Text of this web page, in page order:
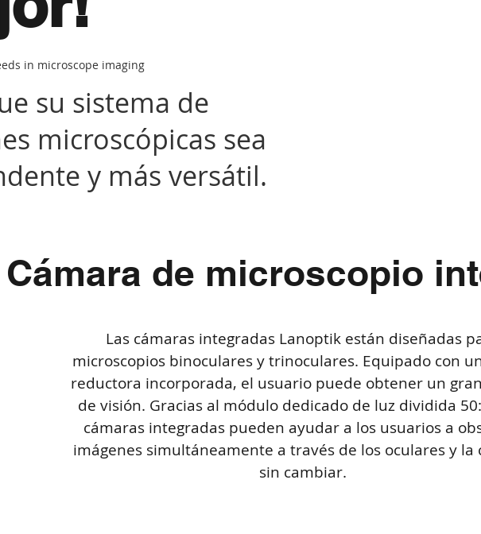
su sistema de
microscópicas sea
y más versátil.
in microscope imaging
Cámara de microscopio
Las cámaras integradas Lanoptik están diseñadas
microscopios binoculares y trinoculares. Equipado con
reductora incorporada, el usuario puede obtener un
de visión. Gracias al módulo dedicado de luz dividida
cámaras integradas pueden ayudar a los usuarios a
imágenes simultáneamente a través de los oculares y la
sin cambiar.